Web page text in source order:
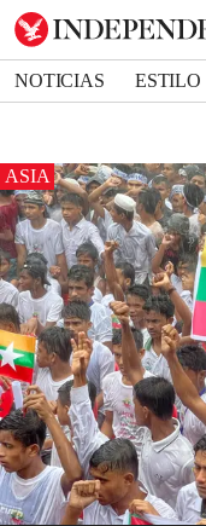
NOTICIAS ESTILO
ASIA